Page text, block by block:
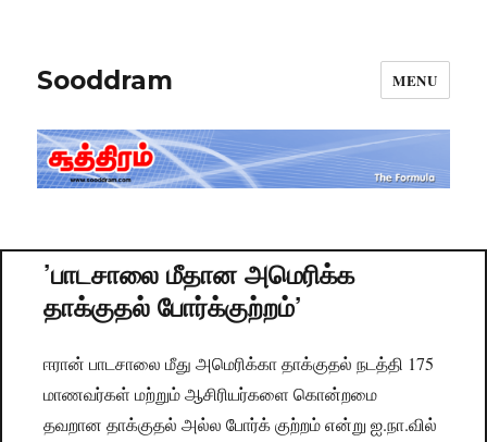
Sooddram MENU
’பாடசாலை மீதான அமெரிக்க
தாக்குதல் போர்க்குற்றம்’
ஈரான் பாடசாலை மீது அமெரிக்கா தாக்குதல் நடத்தி 175
மாணவர்கள் மற்றும் ஆசிரியர்களை கொன்றமை
தவறான தாக்குதல் அல்ல போர்க் குற்றம் என்று ஐ.நா.வில்